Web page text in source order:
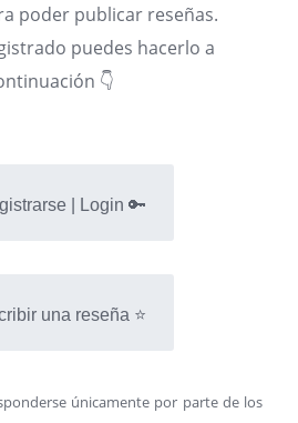
poder publicar reseñas.
puedes hacerlo a
👇
| Login 🔑
una reseña ⭐
únicamente por parte de los